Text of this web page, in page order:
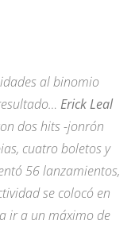
al binomio
Erick Leal
dos hits -jonrón
cuatro boletos y
56 lanzamientos,
se colocó en
ir a un máximo de